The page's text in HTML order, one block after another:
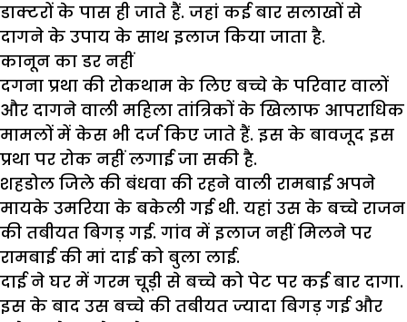
डाक्टरों के पास ही जाते हैं. जहां कई बार सलाखों से
दागने के उपाय के साथ इलाज किया जाता है.
कानून का डर नहीं
दगना प्रथा की रोकथाम के लिए बच्चे के परिवार वालों
और दागने वाली महिला तांत्रिकों के खिलाफ आपराधिक
मामलों में केस भी दर्ज किए जाते हैं. इस के बावजूद इस
प्रथा पर रोक नहीं लगाई जा सकी है.
शहडोल जिले की बंधवा की रहने वाली रामबाई अपने
मायके उमरिया के बकेली गई थी. यहां उस के बच्चे राजन
की तबीयत बिगड़ गई. गांव में इलाज नहीं मिलने पर
रामबाई की मां दाई को बुला लाई.
दाई ने घर में गरम चूड़ी से बच्चे को पेट पर कई बार दागा.
इस के बाद उस बच्चे की तबीयत ज्यादा बिगड़ गई और